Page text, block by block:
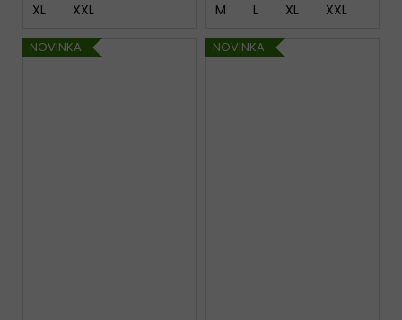
XL XXL M L XL XXL
NOVINKA NOVINKA